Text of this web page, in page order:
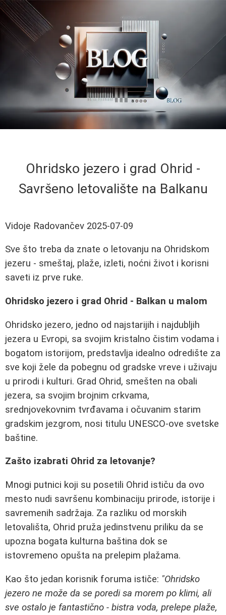
Ohridsko jezero i grad Ohrid -
Savršeno letovalište na Balkanu
Vidoje Radovančev 2025-07-09
Sve što treba da znate o letovanju na Ohridskom
jezeru - smeštaj, plaže, izleti, noćni život i korisni
saveti iz prve ruke.
Ohridsko jezero i grad Ohrid - Balkan u malom
Ohridsko jezero, jedno od najstarijih i najdubljih
jezera u Evropi, sa svojim kristalno čistim vodama i
bogatom istorijom, predstavlja idealno odredište za
sve koji žele da pobegnu od gradske vreve i uživaju
u prirodi i kulturi. Grad Ohrid, smešten na obali
jezera, sa svojim brojnim crkvama,
srednjovekovnim tvrđavama i očuvanim starim
gradskim jezgrom, nosi titulu UNESCO-ove svetske
baštine.
Zašto izabrati Ohrid za letovanje?
Mnogi putnici koji su posetili Ohrid ističu da ovo
mesto nudi savršenu kombinaciju prirode, istorije i
savremenih sadržaja. Za razliku od morskih
letovališta, Ohrid pruža jedinstvenu priliku da se
upozna bogata kulturna baština dok se
istovremeno opušta na prelepim plažama.
Kao što jedan korisnik foruma ističe: "Ohridsko
jezero ne može da se poredi sa morem po klimi, ali
sve ostalo je fantastično - bistra voda, prelepe plaže,